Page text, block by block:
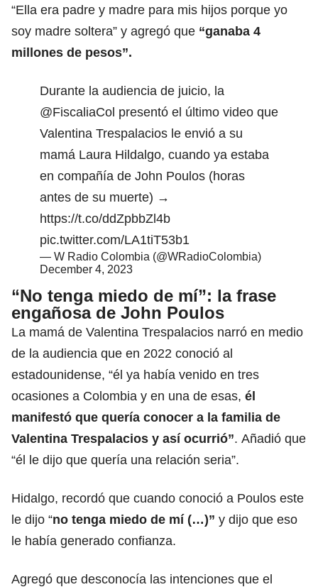
“Ella era padre y madre para mis hijos porque yo
soy madre soltera” y agregó que “ganaba 4
millones de pesos”.
Durante la audiencia de juicio, la
@FiscaliaCol presentó el último video que
Valentina Trespalacios le envió a su
mamá Laura Hildalgo, cuando ya estaba
en compañía de John Poulos (horas
antes de su muerte) →
https://t.co/ddZpbbZl4b
pic.twitter.com/LA1tiT53b1
— W Radio Colombia (@WRadioColombia)
December 4, 2023
“No tenga miedo de mí”: la frase
engañosa de John Poulos
La mamá de Valentina Trespalacios narró en medio
de la audiencia que en 2022 conoció al
estadounidense, “él ya había venido en tres
ocasiones a Colombia y en una de esas, él
manifestó que quería conocer a la familia de
Valentina Trespalacios y así ocurrió”. Añadió que
“él le dijo que quería una relación seria”.
Hidalgo, recordó que cuando conoció a Poulos este
le dijo “no tenga miedo de mí (…)” y dijo que eso
le había generado confianza.
Agregó que desconocía las intenciones que el